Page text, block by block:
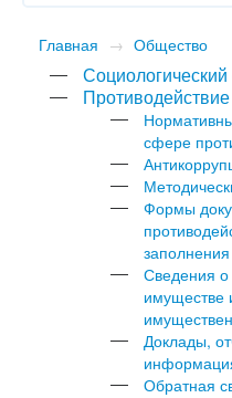
Главная → Общество
сфере
Формы
заполнения
Сведения о
имуществе
Доклады,
Обратная